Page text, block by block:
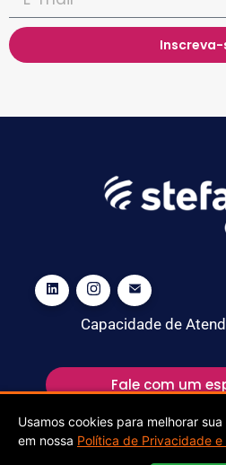
Inscreva-
Capacidade de
Fale com um
Usamos cookies para melhorar
em nossa Política de Privacidade e